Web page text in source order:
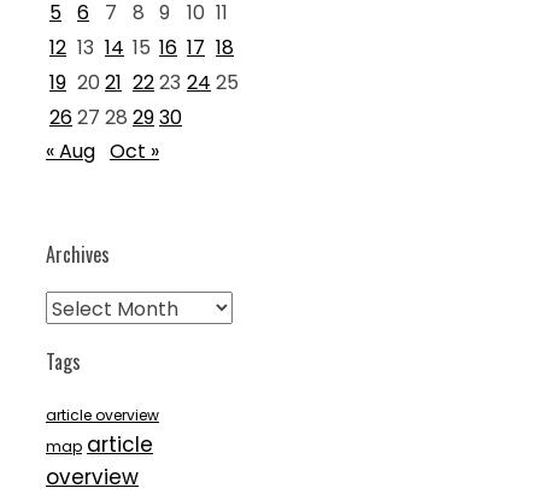
5 6 7 8 9 10 11
12 13 14 15 16 17 18
19 20 21 2223 24 25
2627 28 2930
« Aug Oct »
Archives
Archives
Tags
article overview
map article
overview